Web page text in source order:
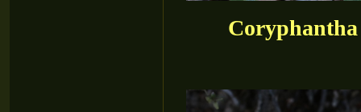
Coryphantha